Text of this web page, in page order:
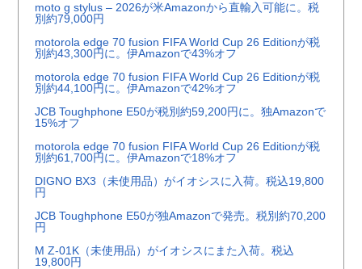
moto g stylus – 2026が米Amazonから直輸入可能に。税
別約79,000円
motorola edge 70 fusion FIFA World Cup 26 Editionが税
別約43,300円に。伊Amazonで43%オフ
motorola edge 70 fusion FIFA World Cup 26 Editionが税
別約44,100円に。伊Amazonで42%オフ
JCB Toughphone E50が税別約59,200円に。独Amazonで
15%オフ
motorola edge 70 fusion FIFA World Cup 26 Editionが税
別約61,700円に。伊Amazonで18%オフ
DIGNO BX3（未使用品）がイオシスに入荷。税込19,800
円
JCB Toughphone E50が独Amazonで発売。税別約70,200
円
M Z-01K（未使用品）がイオシスにまた入荷。税込
19,800円